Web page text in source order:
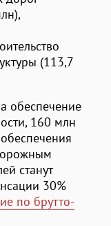
(113,7
обеспечение
160 млн
станут
30%
по брутто-